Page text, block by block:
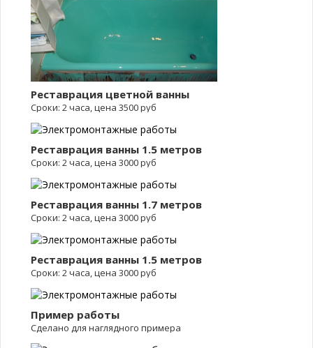
Реставрация цветной ванны
Сроки: 2 часа, цена 3500 руб
Реставрация ванны 1.5 метров
Сроки: 2 часа, цена 3000 руб
Реставрация ванны 1.7 метров
Сроки: 2 часа, цена 3000 руб
Реставрация ванны 1.5 метров
Сроки: 2 часа, цена 3000 руб
Пример работы
Сделано для наглядного примера